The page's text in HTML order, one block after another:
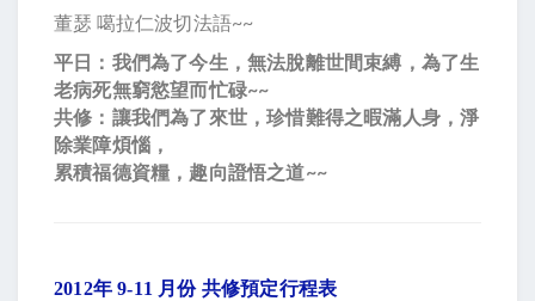
董瑟 噶拉仁波切法語~~
平日：我們為了今生，無法脫離世間束縛，為了生
老病死無窮慾望而忙碌~~
共修：讓我們為了來世，珍惜難得之暇滿人身，淨
除業障煩惱，
累積福德資糧，趣向證悟之道~~
2012年 9-11 月份 共修預定行程表